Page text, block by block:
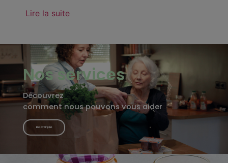
Lire la suite
Nos services
Découvrez
comment nous pouvons vous aider
En savoir plus